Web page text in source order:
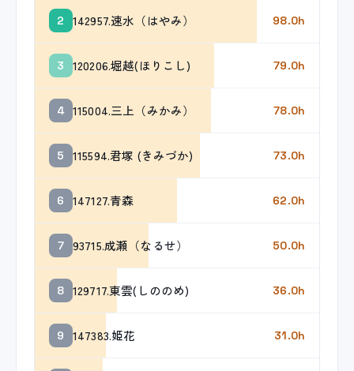
2 142957.速水（はやみ） 98.0h
3 120206.堀越(ほりこし) 79.0h
4 115004.三上（みかみ） 78.0h
5 115594.君塚 (きみづか) 73.0h
6 147127.青森 62.0h
7 93715.成瀬（なるせ） 50.0h
8 129717.東雲(しののめ) 36.0h
9 147383.姫花 31.0h